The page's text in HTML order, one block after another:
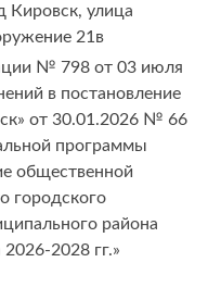
Кировск, улица
21в
№ 798 от 03 июля
в постановление
от 30.01.2026 № 66
программы
общественной
городского
района
2028 гг.»